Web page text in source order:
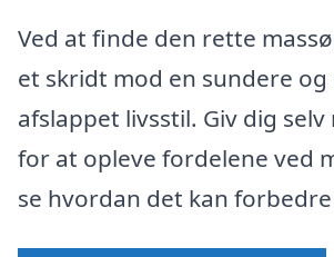
Ved at finde den rette
et skridt mod en sundere og
afslappet livsstil. Giv dig
for at opleve fordelene ved
se hvordan det kan